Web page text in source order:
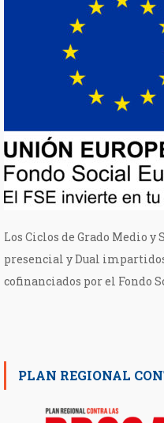
Los Ciclos de Grado Medio
presencial y Dual
cofinanciados por el Fondo
PLAN REGIONAL